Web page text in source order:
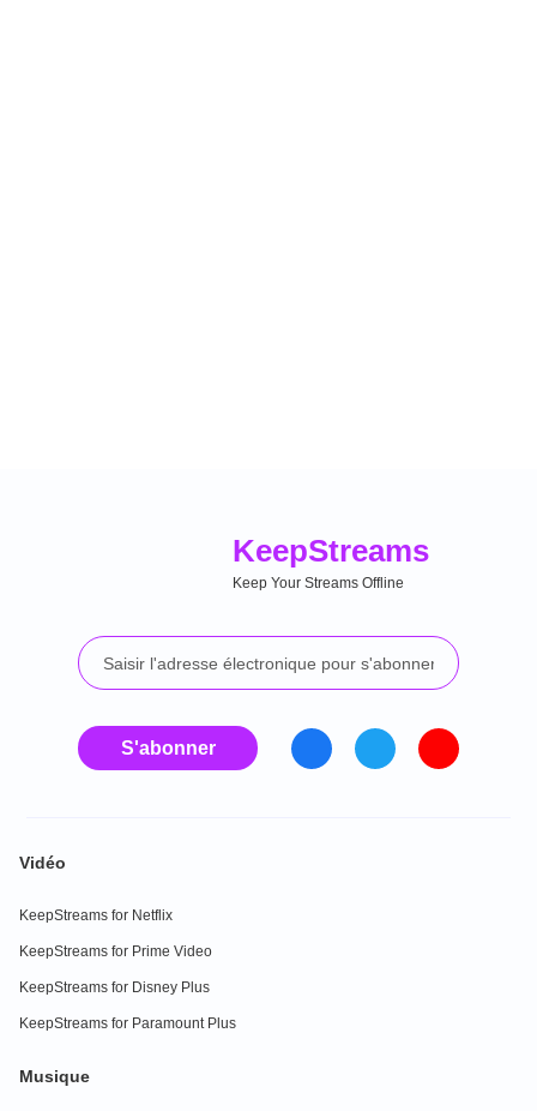
KeepStreams
Keep Your Streams Offline
S'abonner
Vidéo
KeepStreams for Netflix
KeepStreams for Prime Video
KeepStreams for Disney Plus
KeepStreams for Paramount Plus
Musique